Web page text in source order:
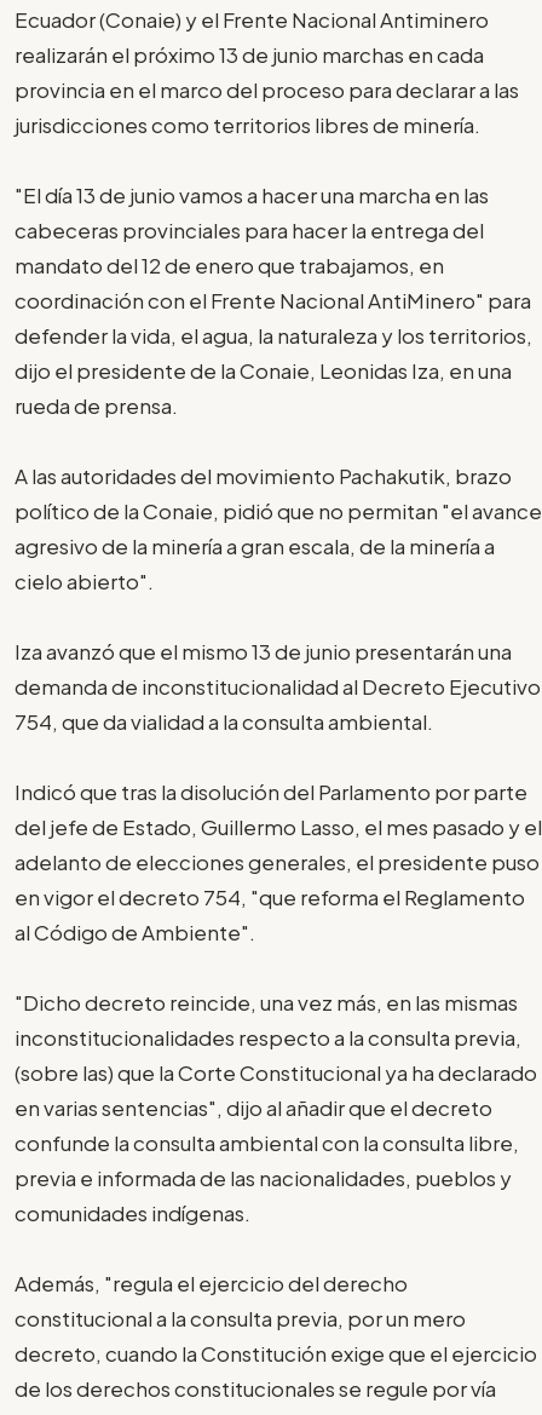
Ecuador (Conaie) y el Frente Nacional Antiminero
realizarán el próximo 13 de junio marchas en cada
provincia en el marco del proceso para declarar a las
jurisdicciones como territorios libres de minería.
"El día 13 de junio vamos a hacer una marcha en las
cabeceras provinciales para hacer la entrega del
mandato del 12 de enero que trabajamos, en
coordinación con el Frente Nacional AntiMinero" para
defender la vida, el agua, la naturaleza y los territorios,
dijo el presidente de la Conaie, Leonidas Iza, en una
rueda de prensa.
A las autoridades del movimiento Pachakutik, brazo
político de la Conaie, pidió que no permitan "el avance
agresivo de la minería a gran escala, de la minería a
cielo abierto".
Iza avanzó que el mismo 13 de junio presentarán una
demanda de inconstitucionalidad al Decreto Ejecutivo
754, que da vialidad a la consulta ambiental.
Indicó que tras la disolución del Parlamento por parte
del jefe de Estado, Guillermo Lasso, el mes pasado y el
adelanto de elecciones generales, el presidente puso
en vigor el decreto 754, "que reforma el Reglamento
al Código de Ambiente".
"Dicho decreto reincide, una vez más, en las mismas
inconstitucionalidades respecto a la consulta previa,
(sobre las) que la Corte Constitucional ya ha declarado
en varias sentencias", dijo al añadir que el decreto
confunde la consulta ambiental con la consulta libre,
previa e informada de las nacionalidades, pueblos y
comunidades indígenas.
Además, "regula el ejercicio del derecho
constitucional a la consulta previa, por un mero
decreto, cuando la Constitución exige que el ejercicio
de los derechos constitucionales se regule por vía